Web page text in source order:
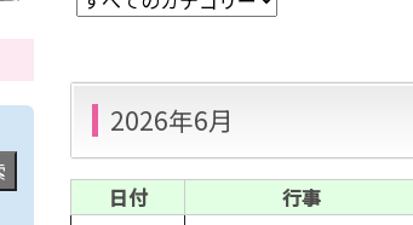
2026年6月
日付 行事